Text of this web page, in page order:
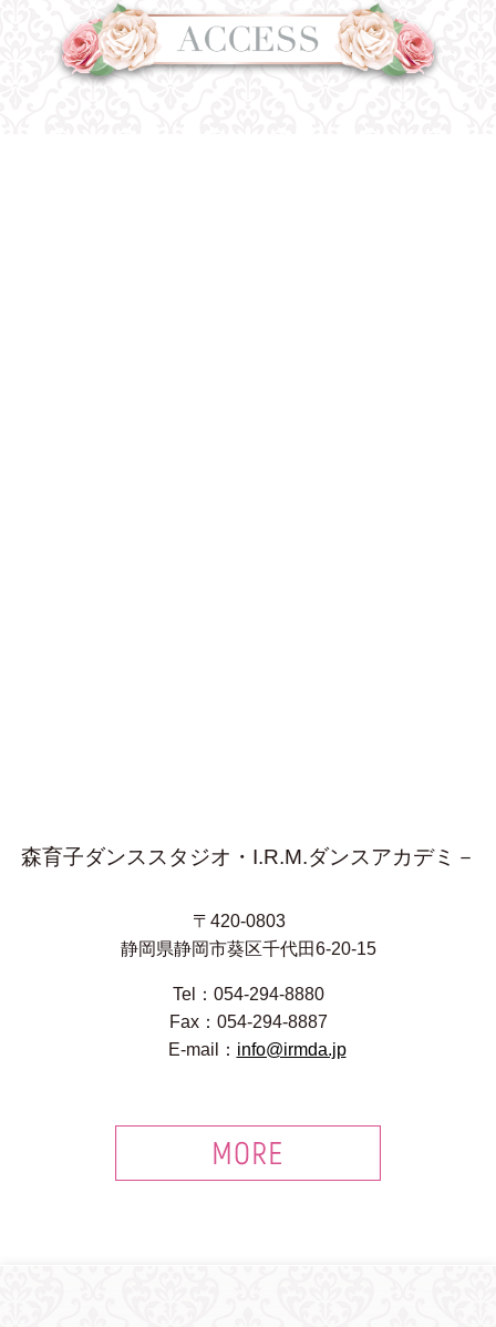
森育子ダンススタジオ・I.R.M.ダンスアカデミ－
〒420-0803
静岡県静岡市葵区千代田6-20-15
Tel：054-294-8880
Fax：054-294-8887
E-mail： info@irmda.jp